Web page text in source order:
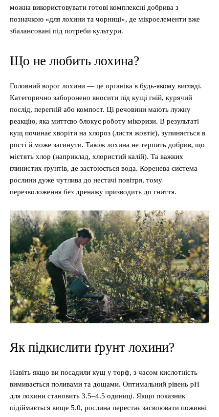
можна використовувати готові комплексні добрива з
позначкою «для лохини та чорниці», де мікроелементи вже
збалансовані під потреби культури.
Що не любить лохина?
Головний ворог лохини — це органіка в будь-якому вигляді.
Категорично заборонено вносити під кущі гній, курячий
послід, перегній або компост. Ці речовини мають лужну
реакцію, яка миттєво блокує роботу мікоризи. В результаті
кущ починає хворіти на хлороз (листя жовтіє), зупиняється в
рості й може загинути. Також лохина не терпить добрив, що
містять хлор (наприклад, хлористий калій). Та важких
глинистих ґрунтів, де застоюється вода. Коренева система
рослини дуже чутлива до нестачі повітря, тому
перезволоження без дренажу призводить до гниття.
Як підкислити ґрунт лохини?
Навіть якщо ви посадили кущ у торф, з часом кислотність
вимивається поливами та дощами. Оптимальний рівень pH
для лохини становить 3.5–4.5 одиниці. Якщо показник
підіймається вище 5.0, рослина перестає засвоювати поживні